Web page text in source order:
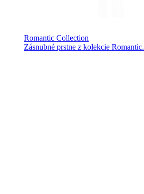
Romantic Collection
Zásnubné prstne z kolekcie Romantic.